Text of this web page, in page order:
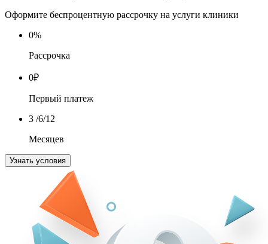
Оформите беспроцентную рассрочку на услуги клиники
0%
Рассрочка
0₽
Первый платеж
3 /6/12
Месяцев
Узнать условия